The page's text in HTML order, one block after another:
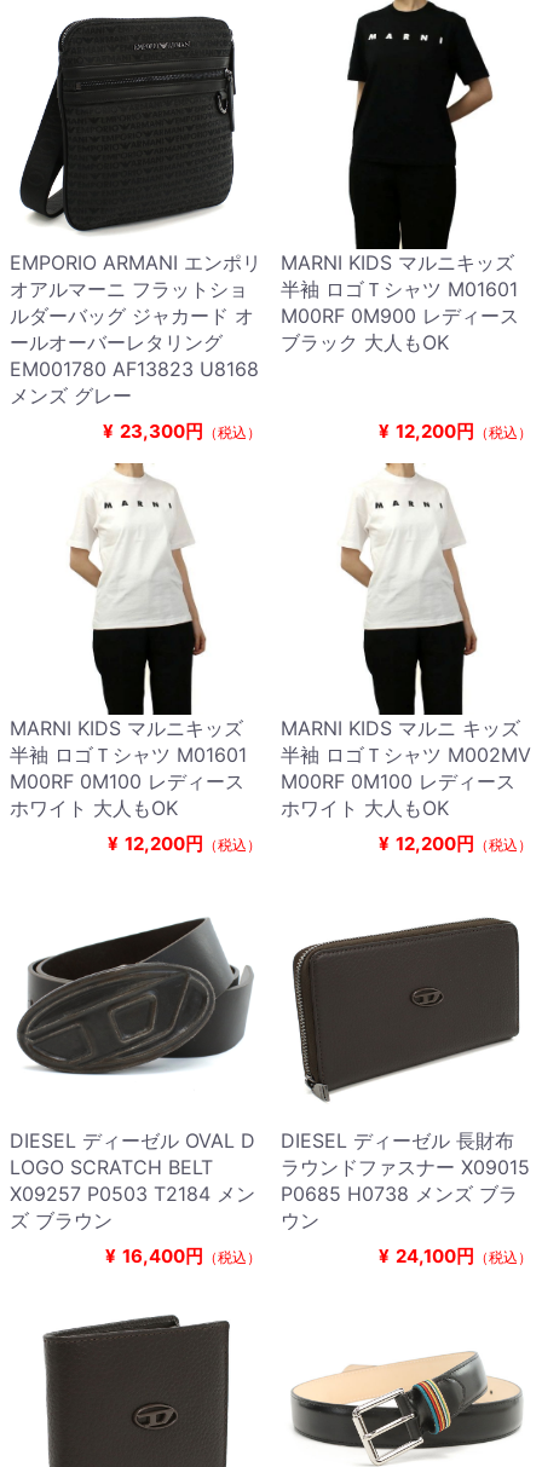
EMPORIO ARMANI エンポリ
オアルマーニ フラットショ
ルダーバッグ ジャカード オ
ールオーバーレタリング
EM001780 AF13823 U8168
メンズ グレー
¥ 23,300円 （税込）
MARNI KIDS マルニキッズ
半袖 ロゴＴシャツ M01601
M00RF 0M900 レディース
ブラック 大人もOK
¥ 12,200円 （税込）
MARNI KIDS マルニキッズ
半袖 ロゴＴシャツ M01601
M00RF 0M100 レディース
ホワイト 大人もOK
¥ 12,200円 （税込）
MARNI KIDS マルニ キッズ
半袖 ロゴＴシャツ M002MV
M00RF 0M100 レディース
ホワイト 大人もOK
¥ 12,200円 （税込）
DIESEL ディーゼル OVAL D
LOGO SCRATCH BELT
X09257 P0503 T2184 メン
ズ ブラウン
¥ 16,400円 （税込）
DIESEL ディーゼル 長財布
ラウンドファスナー X09015
P0685 H0738 メンズ ブラ
ウン
¥ 24,100円 （税込）